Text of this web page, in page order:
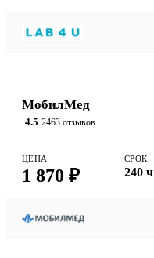
МобилМед
4.5 2463 отзывов
ЦЕНА
1 870 ₽
СРОК
240 ч